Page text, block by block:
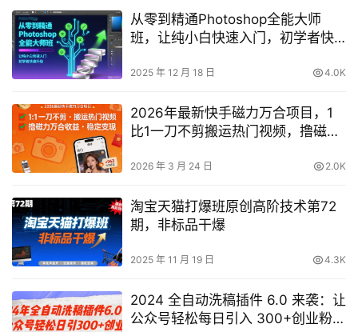
从零到精通Photoshop全能大师
班，让纯小白快速入门，初学者快
2025 年 12 月 18 日 4.0K
2026年最新快手磁力万合项目，1
比1一刀不剪搬运热门视频，撸磁力
2026 年 3 月 24 日 2.0K
淘宝天猫打爆班原创高阶技术第72
期，非标品干爆
2025 年 11 月 19 日 4.3K
2024 全自动洗稿插件 6.0 来袭：让
公众号轻松每日引入 300+创业粉，